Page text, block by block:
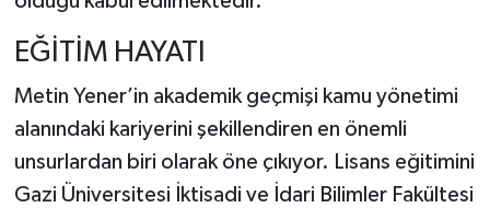
EĞİTİM HAYATI
Metin Yener’in akademik geçmişi kamu yönetimi
alanındaki kariyerini şekillendiren en önemli
unsurlardan biri olarak öne çıkıyor. Lisans eğitimini
Gazi Üniversitesi İktisadi ve İdari Bilimler Fakültesi